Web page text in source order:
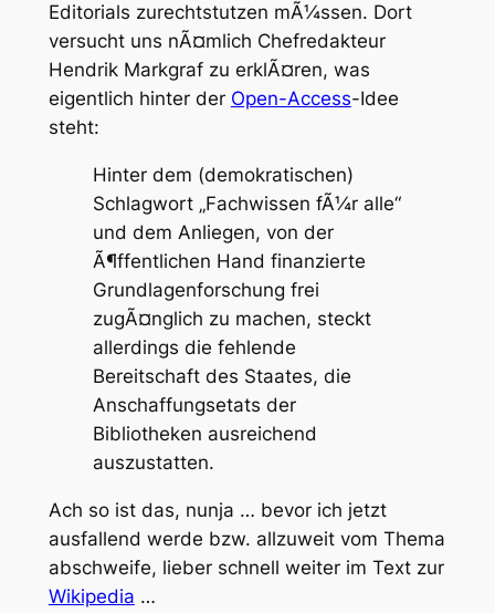
Editorials zurechtstutzen mÃ¼ssen. Dort
versucht uns nÃ¤mlich Chefredakteur
Hendrik Markgraf zu erklÃ¤ren, was
eigentlich hinter der Open-Access-Idee
steht:
Hinter dem (demokratischen)
Schlagwort „Fachwissen fÃ¼r alle“
und dem Anliegen, von der
Ã¶ffentlichen Hand finanzierte
Grundlagenforschung frei
zugÃ¤nglich zu machen, steckt
allerdings die fehlende
Bereitschaft des Staates, die
Anschaffungsetats der
Bibliotheken ausreichend
auszustatten.
Ach so ist das, nunja … bevor ich jetzt
ausfallend werde bzw. allzuweit vom Thema
abschweife, lieber schnell weiter im Text zur
Wikipedia …